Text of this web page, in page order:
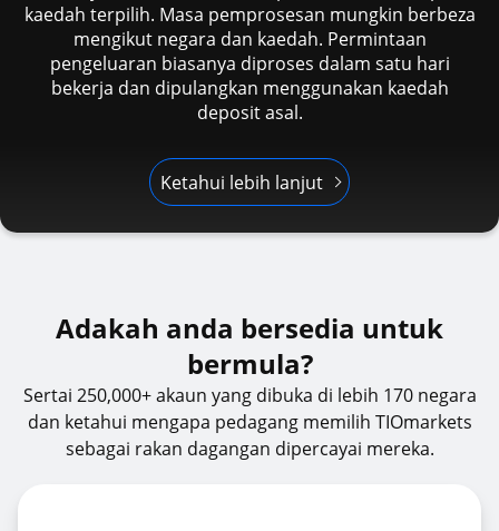
kaedah terpilih. Masa pemprosesan mungkin berbeza
mengikut negara dan kaedah. Permintaan
pengeluaran biasanya diproses dalam satu hari
bekerja dan dipulangkan menggunakan kaedah
deposit asal.
Ketahui lebih lanjut
Adakah anda bersedia untuk
bermula?
Sertai 250,000+ akaun yang dibuka di lebih 170 negara
dan ketahui mengapa pedagang memilih TIOmarkets
sebagai rakan dagangan dipercayai mereka.